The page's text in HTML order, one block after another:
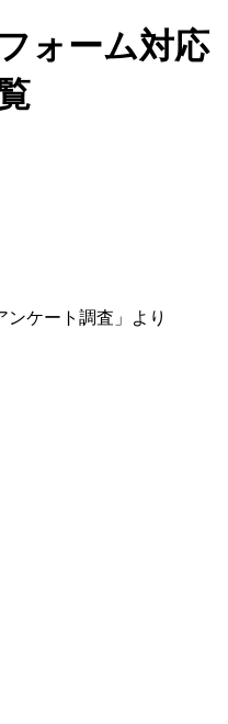
ォーム対応
ンケート調査」より